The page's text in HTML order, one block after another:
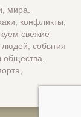
мира.
конфликты,
свежие
события